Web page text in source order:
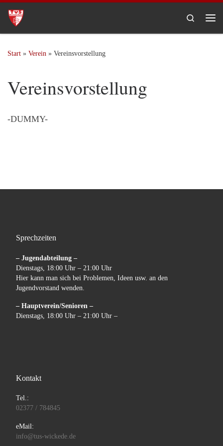
Zum Inhalt springen
Search
Start » Verein » Vereinsvorstellung
Vereinsvorstellung
-DUMMY-
Sprechzeiten
– Jugendabteilung –
Dienstags, 18:00 Uhr – 21:00 Uhr
Hier kann man sich bei Problemen, Ideen usw. an den
Jugendvorstand wenden.
– Hauptverein/Senioren –
Dienstags, 18:00 Uhr – 21:00 Uhr –
Kontakt
Tel.:
02377 / 784845
eMail:
info@tus-wickede.de